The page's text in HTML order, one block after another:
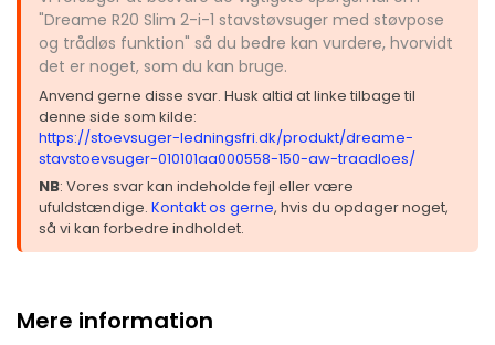
"Dreame R20 Slim 2-i-1 stavstøvsuger med støvpose
og trådløs funktion" så du bedre kan vurdere, hvorvidt
det er noget, som du kan bruge.
Anvend gerne disse svar. Husk altid at linke tilbage til
denne side som kilde:
https://stoevsuger-ledningsfri.dk/produkt/dreame-
stavstoevsuger-010101aa000558-150-aw-traadloes/
NB: Vores svar kan indeholde fejl eller være
ufuldstændige. Kontakt os gerne, hvis du opdager noget,
så vi kan forbedre indholdet.
Mere information